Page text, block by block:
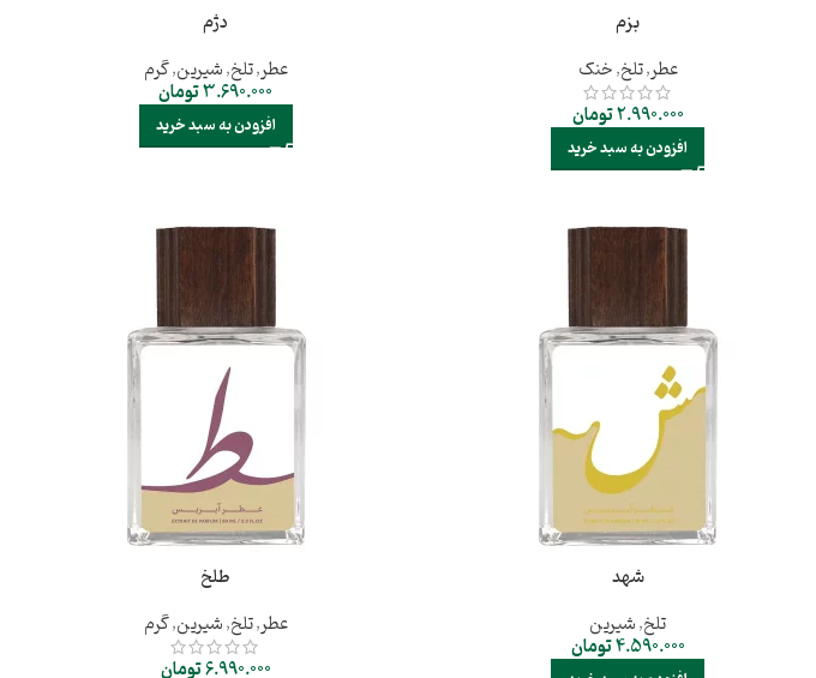
بزم
عطر,تلخ,خنک
2.990.000تومان
افزودن به سبد خرید
دژم
عطر,تلخ,شیرین,گرم
3.690.000تومان
افزودن به سبد خرید
شهد
تلخ,شیرین
4.590.000تومان
طلخ
عطر,تلخ,شیرین,گرم
6.990.000تومان